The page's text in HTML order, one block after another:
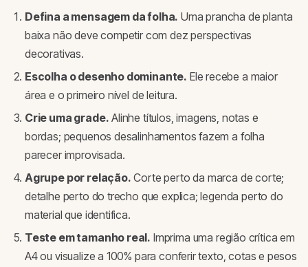
Defina a mensagem da folha. Uma prancha de planta
baixa não deve competir com dez perspectivas
decorativas.
Escolha o desenho dominante. Ele recebe a maior
área e o primeiro nível de leitura.
Crie uma grade. Alinhe títulos, imagens, notas e
bordas; pequenos desalinhamentos fazem a folha
parecer improvisada.
Agrupe por relação. Corte perto da marca de corte;
detalhe perto do trecho que explica; legenda perto do
material que identifica.
Teste em tamanho real. Imprima uma região crítica em
A4 ou visualize a 100% para conferir texto, cotas e pesos